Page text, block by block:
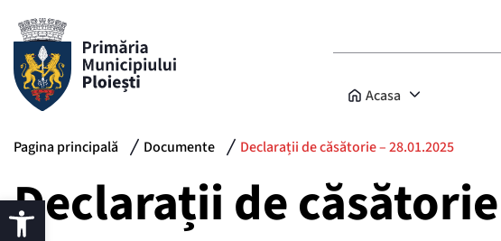
Acasa
Pagina principală Documente Declarații de căsătorie – 28.01.2025
Declarații de